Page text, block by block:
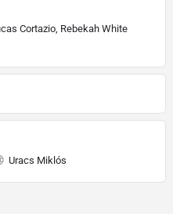
Cortazio, Rebekah White
Uracs Miklós